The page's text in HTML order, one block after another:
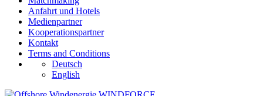
Anfahrt und Hotels
Medienpartner
Kooperationspartner
Kontakt
Terms and Conditions
Deutsch
English